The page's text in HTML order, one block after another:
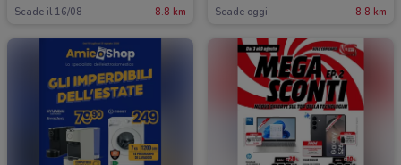
Scade il 16/08 8.8 km Scade oggi 8.8 km